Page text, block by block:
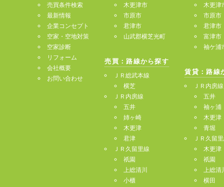
売買条件検索
最新情報
企業コンセプト
空家・空地対策
空家診断
リフォーム
会社概要
お問い合わせ
木更津市
市原市
君津市
山武郡横芝光町
売買：路線から探す
ＪＲ総武本線
横芝
ＪＲ内房線
五井
姉ヶ崎
木更津
君津
ＪＲ久留里線
祇園
上総清川
小櫃
木更津
市原市
君津市
富津市
袖ケ浦
賃貸：路線
ＪＲ内房線
五井
袖ヶ浦
木更津
青堀
ＪＲ久留
木更津
祇園
上総清
横田